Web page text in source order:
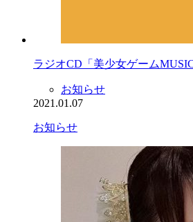
ラジオCD「美少女ゲーム
お知らせ
2021.01.07
お知らせ